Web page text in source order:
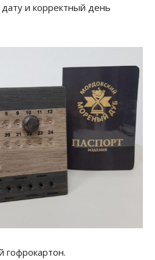
и корректный день
гофрокартон.